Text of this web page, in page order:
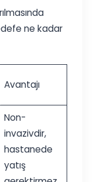
ne kadar
Avantajı
Non-
invazivdir,
hastanede
yatış